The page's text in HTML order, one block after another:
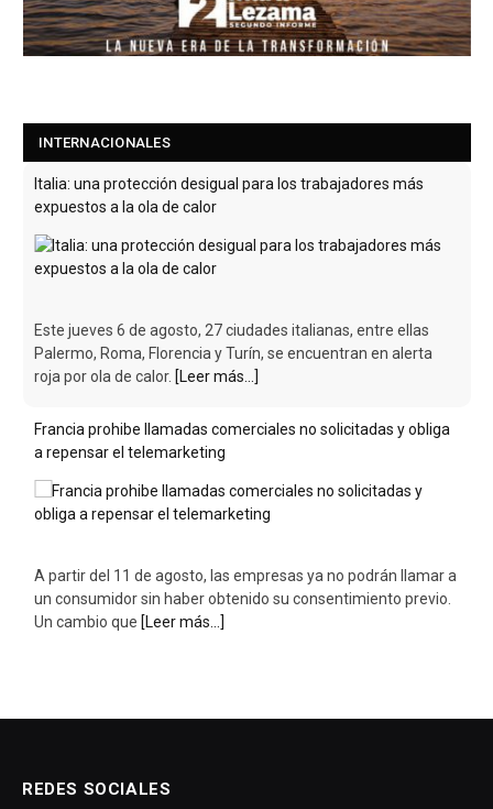
INTERNACIONALES
Italia: una protección desigual para los trabajadores más
expuestos a la ola de calor
Este jueves 6 de agosto, 27 ciudades italianas, entre ellas
Palermo, Roma, Florencia y Turín, se encuentran en alerta
roja por ola de calor. [Leer más...]
Francia prohibe llamadas comerciales no solicitadas y obliga
a repensar el telemarketing
A partir del 11 de agosto, las empresas ya no podrán llamar a
un consumidor sin haber obtenido su consentimiento previo.
Un cambio que [Leer más...]
REDES SOCIALES